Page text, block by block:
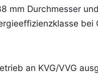
mm Durchmesser
bei
an KVG/VVG